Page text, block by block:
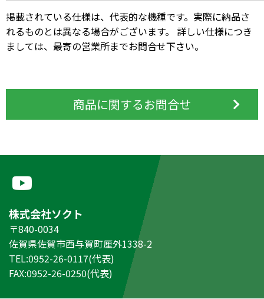
掲載されている仕様は、代表的な機種です。実際に納品さ
れるものとは異なる場合がございます。 詳しい仕様につき
ましては、最寄の営業所までお問合せ下さい。
商品に関するお問合せ
株式会社ソクト
〒840-0034
佐賀県佐賀市西与賀町厘外1338-2
TEL:0952-26-0117(代表)
FAX:0952-26-0250(代表)